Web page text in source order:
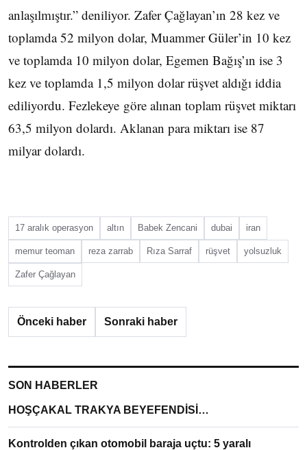
anlaşılmıştır.” deniliyor. Zafer Çağlayan’ın 28 kez ve
toplamda 52 milyon dolar, Muammer Güler’in 10 kez
ve toplamda 10 milyon dolar, Egemen Bağış’ın ise 3
kez ve toplamda 1,5 milyon dolar rüşvet aldığı iddia
ediliyordu. Fezlekeye göre alınan toplam rüşvet miktarı
63,5 milyon dolardı. Aklanan para miktarı ise 87
milyar dolardı.
17 aralık operasyon altın Babek Zencani dubai iran
memur teoman reza zarrab Rıza Sarraf rüşvet yolsuzluk
Zafer Çağlayan
Önceki haber Sonraki haber
SON HABERLER
HOŞÇAKAL TRAKYA BEYEFENDİSİ…
Kontrolden çıkan otomobil baraja uçtu: 5 yaralı